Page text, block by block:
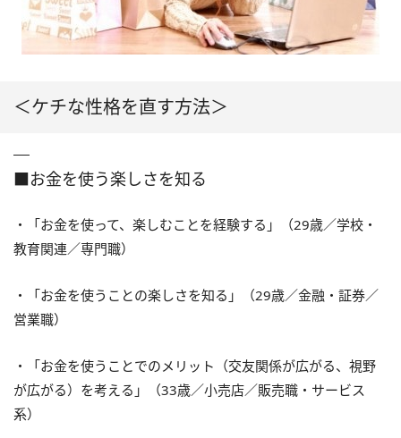
＜ケチな性格を直す方法＞
■お金を使う楽しさを知る
・「お金を使って、楽しむことを経験する」（29歳／学校・
教育関連／専門職）
・「お金を使うことの楽しさを知る」（29歳／金融・証券／
営業職）
・「お金を使うことでのメリット（交友関係が広がる、視野
が広がる）を考える」（33歳／小売店／販売職・サービス
系）